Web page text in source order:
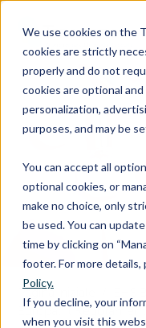
We use cookies on the
cookies are strictly
properly and do not
cookies are optional
personalization,
purposes, and may be
You can accept all
optional cookies, or
make no choice, only
be used. You can
time by clicking on
footer. For more details,
Policy.
If you decline, your
when you visit this
SKIP
CONTENT
Products & Features
Resources
About Us
Pagina iniziale